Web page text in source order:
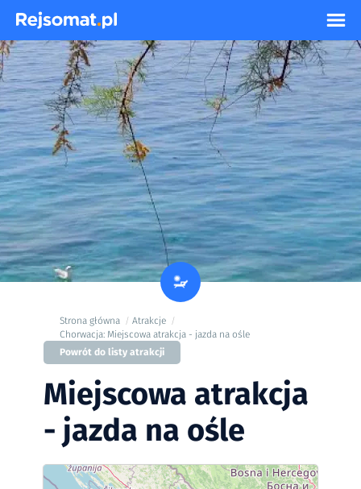
Strona główna / Atrakcje /
Chorwacja: Miejscowa atrakcja - jazda na ośle
Powrót do listy atrakcji
Miejscowa atrakcja
- jazda na ośle